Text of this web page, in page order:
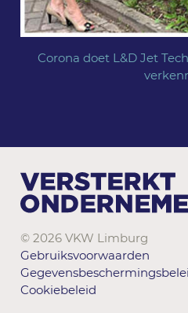
Corona doet L&D Jet
© 2026 VKW Limburg
Gebruiksvoorwaarden
Cookiebeleid